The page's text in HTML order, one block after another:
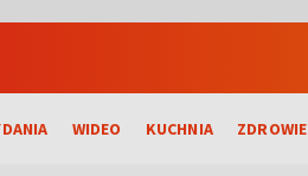
WIDEO KUCHNIA ZDROWIE